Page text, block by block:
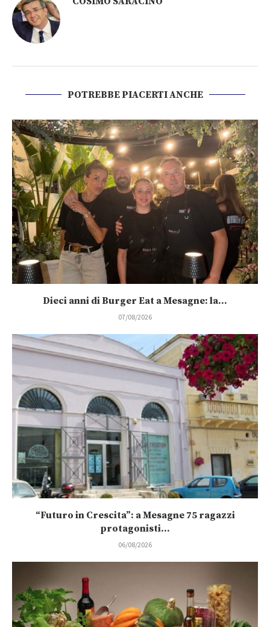
POTREBBE PIACERTI ANCHE
Dieci anni di Burger Eat a Mesagne: la...
07/08/2026
“Futuro in Crescita”: a Mesagne 75 ragazzi
protagonisti...
06/08/2026